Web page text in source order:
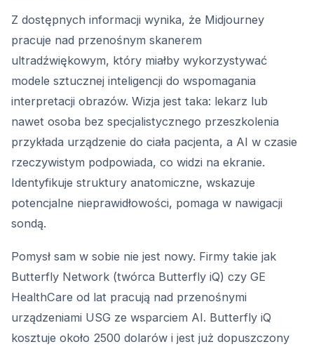
Z dostępnych informacji wynika, że Midjourney
pracuje nad przenośnym skanerem
ultradźwiękowym, który miałby wykorzystywać
modele sztucznej inteligencji do wspomagania
interpretacji obrazów. Wizja jest taka: lekarz lub
nawet osoba bez specjalistycznego przeszkolenia
przykłada urządzenie do ciała pacjenta, a AI w czasie
rzeczywistym podpowiada, co widzi na ekranie.
Identyfikuje struktury anatomiczne, wskazuje
potencjalne nieprawidłowości, pomaga w nawigacji
sondą.
Pomysł sam w sobie nie jest nowy. Firmy takie jak
Butterfly Network (twórca Butterfly iQ) czy GE
HealthCare od lat pracują nad przenośnymi
urządzeniami USG ze wsparciem AI. Butterfly iQ
kosztuje około 2500 dolarów i jest już dopuszczony